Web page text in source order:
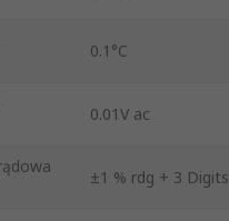
0.1°C
0.01V ac
±1 % rdg + 3 Digits